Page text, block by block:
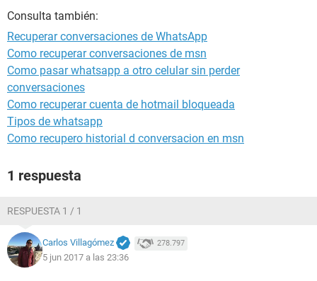
Consulta también:
Recuperar conversaciones de WhatsApp
Como recuperar conversaciones de msn
Como pasar whatsapp a otro celular sin perder
conversaciones
Como recuperar cuenta de hotmail bloqueada
Tipos de whatsapp
Como recupero historial d conversacion en msn
1 respuesta
RESPUESTA 1 / 1
Carlos Villagómez 278.797
5 jun 2017 a las 23:36